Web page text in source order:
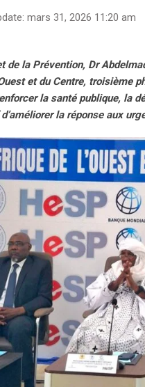
mars 31, 2026 11:20 am
de la Prévention, Dr
et du Centre, troisième
la santé publique, la
la réponse aux